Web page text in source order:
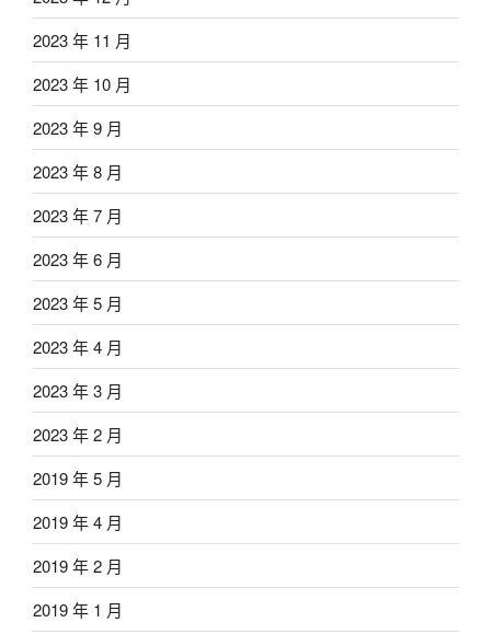
2023 年 11 月
2023 年 10 月
2023 年 9 月
2023 年 8 月
2023 年 7 月
2023 年 6 月
2023 年 5 月
2023 年 4 月
2023 年 3 月
2023 年 2 月
2019 年 5 月
2019 年 4 月
2019 年 2 月
2019 年 1 月